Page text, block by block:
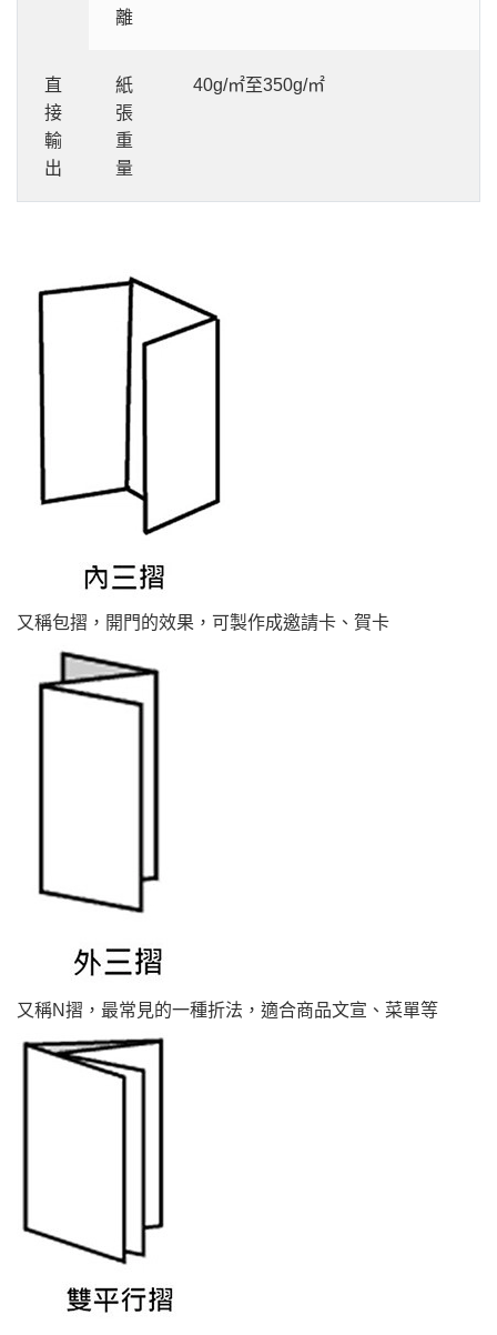
離
直
接
輸
出
紙
張
重
量
40g/㎡至350g/㎡
又稱包摺，開門的效果，可製作成邀請卡、賀卡
又稱N摺，最常見的一種折法，適合商品文宣、菜單等